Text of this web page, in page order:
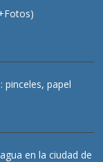
pinceles, papel
en la ciudad de